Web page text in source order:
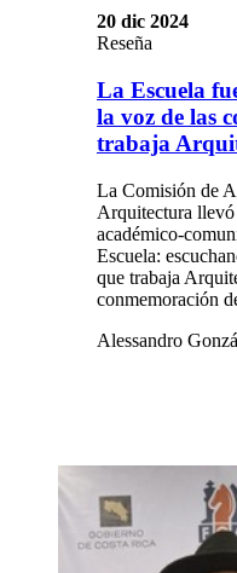
20 dic 2024
Reseña
La Escuela
la voz de las
trabaja
La Comisión de
Arquitectura
académico-
Escuela:
que trabaja
conmemoración
Alessandro